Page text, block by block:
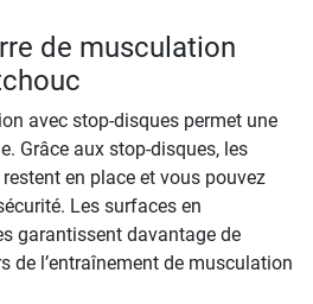
de musculation
avec stop-disques permet une
Grâce aux stop-disques, les
en place et vous pouvez
Les surfaces en
garantissent davantage de
de l’entraînement de musculation